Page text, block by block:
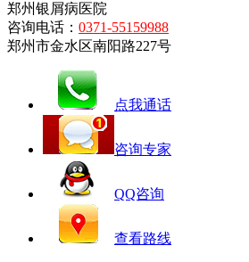
郑州银屑病医院
咨询电话： 0371-55159988
郑州市金水区南阳路227号
点我通话
咨询专家
QQ咨询
查看路线